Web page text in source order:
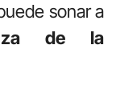
sonar a
de la